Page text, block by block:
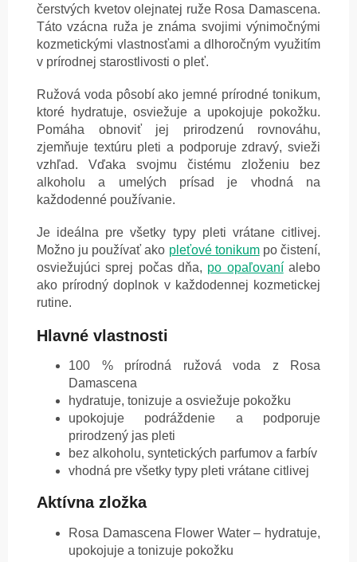
čerstvých kvetov olejnatej ruže Rosa Damascena.
Táto vzácna ruža je známa svojimi výnimočnými
kozmetickými vlastnosťami a dlhoročným využitím
v prírodnej starostlivosti o pleť.
Ružová voda pôsobí ako jemné prírodné tonikum,
ktoré hydratuje, osviežuje a upokojuje pokožku.
Pomáha obnoviť jej prirodzenú rovnováhu,
zjemňuje textúru pleti a podporuje zdravý, svieži
vzhľad. Vďaka svojmu čistému zloženiu bez
alkoholu a umelých prísad je vhodná na
každodenné používanie.
Je ideálna pre všetky typy pleti vrátane citlivej.
Možno ju používať ako pleťové tonikumpo čistení,
osviežujúci sprej počas dňa, po opaľovaníalebo
ako prírodný doplnok v každodennej kozmetickej
rutine.
Hlavné vlastnosti
100 % prírodná ružová voda z Rosa
Damascena
hydratuje, tonizuje a osviežuje pokožku
upokojuje podráždenie a podporuje
prirodzený jas pleti
bez alkoholu, syntetických parfumov a farbív
vhodná pre všetky typy pleti vrátane citlivej
Aktívna zložka
Rosa Damascena Flower Water – hydratuje,
upokojuje a tonizuje pokožku